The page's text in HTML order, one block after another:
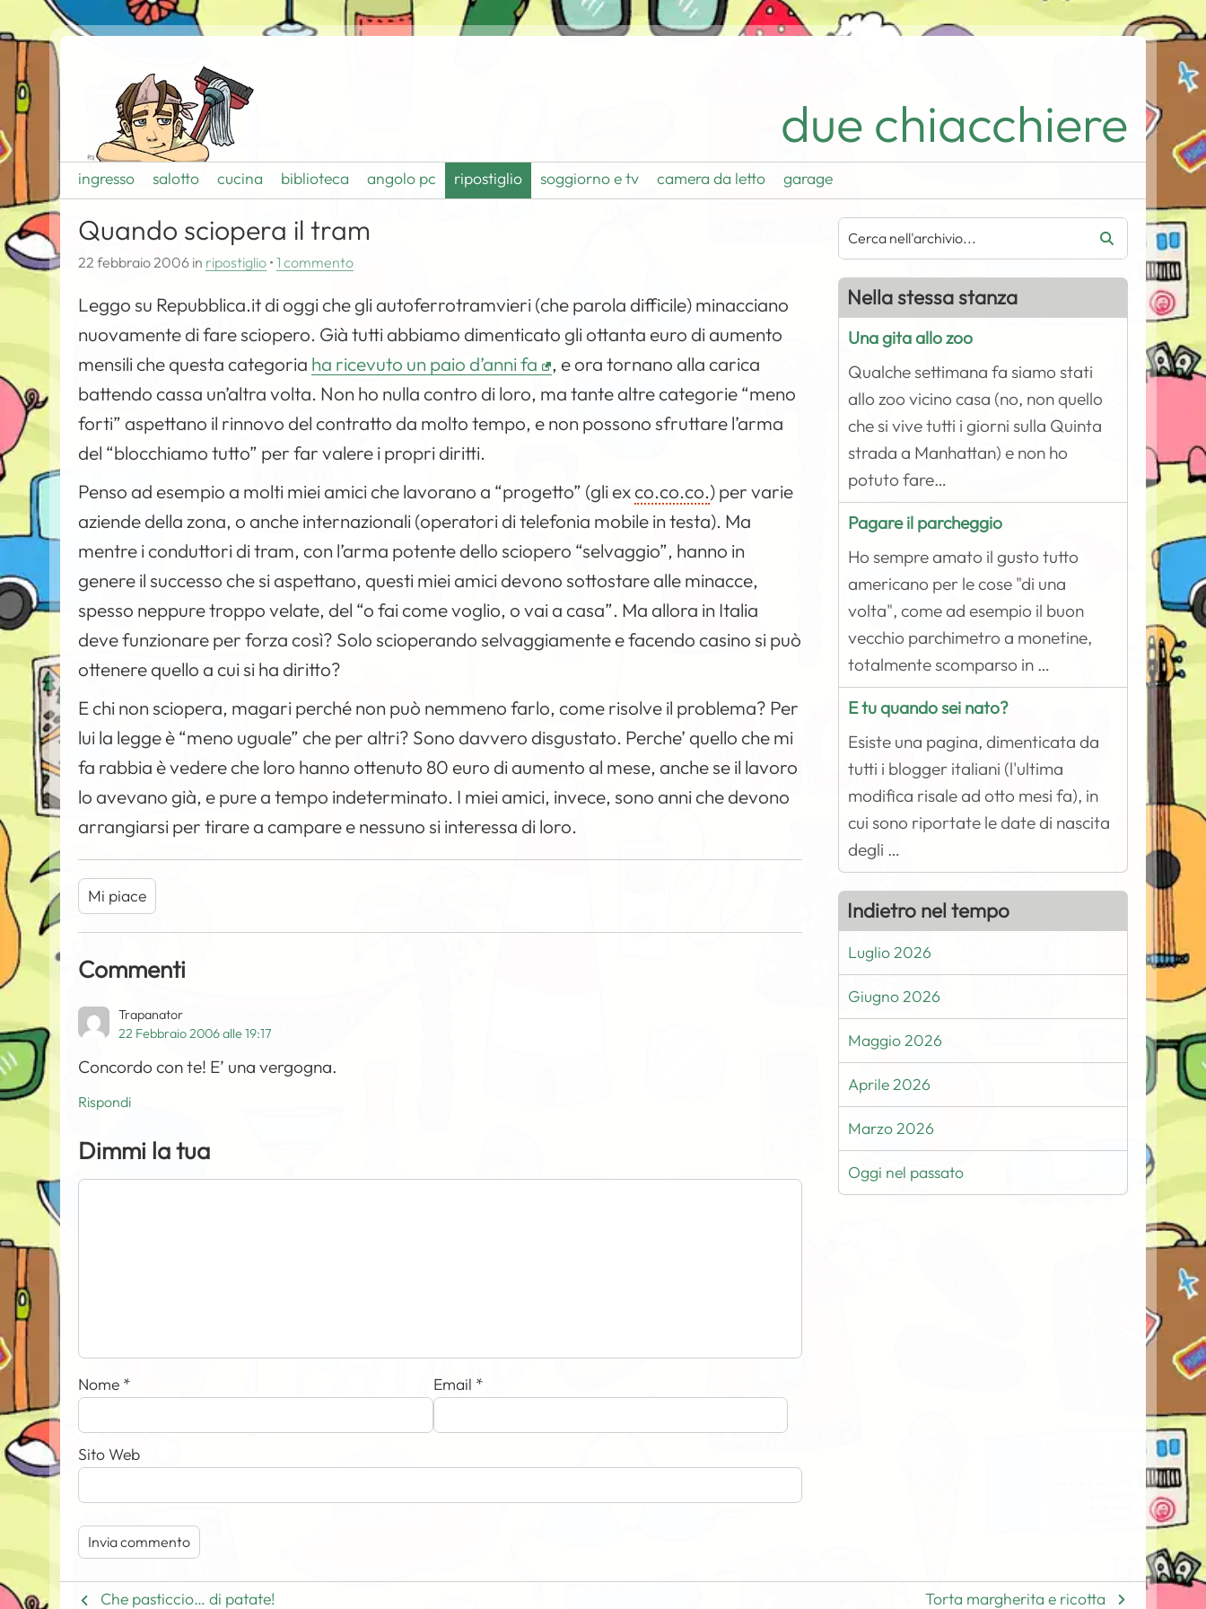
due chiacchiere
ingresso salotto cucina biblioteca angolo pc ripostiglio soggiorno e tv camera da letto garage
Quando sciopera il tram
22 febbraio 2006 in ripostiglio • 1 commento
Leggo su Repubblica.it di oggi che gli autoferrotramvieri (che parola difficile) minacciano
nuovamente di fare sciopero. Già tutti abbiamo dimenticato gli ottanta euro di aumento
mensili che questa categoria ha ricevuto un paio d’anni fa
, e ora tornano alla carica
battendo cassa un’altra volta. Non ho nulla contro di loro, ma tante altre categorie “meno
forti” aspettano il rinnovo del contratto da molto tempo, e non possono sfruttare l’arma
del “blocchiamo tutto” per far valere i propri diritti.
Penso ad esempio a molti miei amici che lavorano a “progetto” (gli exco.co.co.) per varie
aziende della zona, o anche internazionali (operatori di telefonia mobile in testa). Ma
mentre i conduttori di tram, con l’arma potente dello sciopero “selvaggio”, hanno in
genere il successo che si aspettano, questi miei amici devono sottostare alle minacce,
spesso neppure troppo velate, del “o fai come voglio, o vai a casa”. Ma allora in Italia
deve funzionare per forza così? Solo scioperando selvaggiamente e facendo casino si può
ottenere quello a cui si ha diritto?
E chi non sciopera, magari perché non può nemmeno farlo, come risolve il problema? Per
lui la legge è “meno uguale” che per altri? Sono davvero disgustato. Perche’ quello che mi
fa rabbia è vedere che loro hanno ottenuto 80 euro di aumento al mese, anche se il lavoro
lo avevano già, e pure a tempo indeterminato. I miei amici, invece, sono anni che devono
arrangiarsi per tirare a campare e nessuno si interessa di loro.
Mi piace
Commenti
Trapanator
22 Febbraio 2006 alle 19:17
Concordo con te! E’ una vergogna.
Rispondi
Dimmi la tua
Nome * Email *
Sito Web
Nella stessa stanza
Una gita allo zoo
Qualche settimana fa siamo stati
allo zoo vicino casa (no, non quello
che si vive tutti i giorni sulla Quinta
strada a Manhattan) e non ho
potuto fare…
Pagare il parcheggio
Ho sempre amato il gusto tutto
americano per le cose "di una
volta", come ad esempio il buon
vecchio parchimetro a monetine,
totalmente scomparso in …
E tu quando sei nato?
Esiste una pagina, dimenticata da
tutti i blogger italiani (l'ultima
modifica risale ad otto mesi fa), in
cui sono riportate le date di nascita
degli …
Indietro nel tempo
Luglio 2026
Giugno 2026
Maggio 2026
Aprile 2026
Marzo 2026
Oggi nel passato
Che pasticcio… di patate! Torta margherita e ricotta